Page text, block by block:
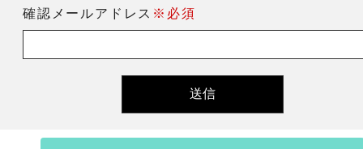
確認メールアドレス ※必須